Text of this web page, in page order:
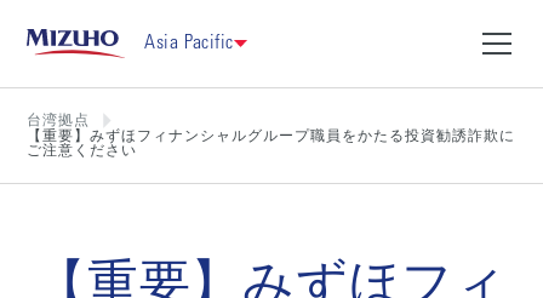
Asia Pacific
台湾拠点
【重要】みずほフィナンシャルグループ職員をかたる投資勧誘詐欺に
ご注意ください